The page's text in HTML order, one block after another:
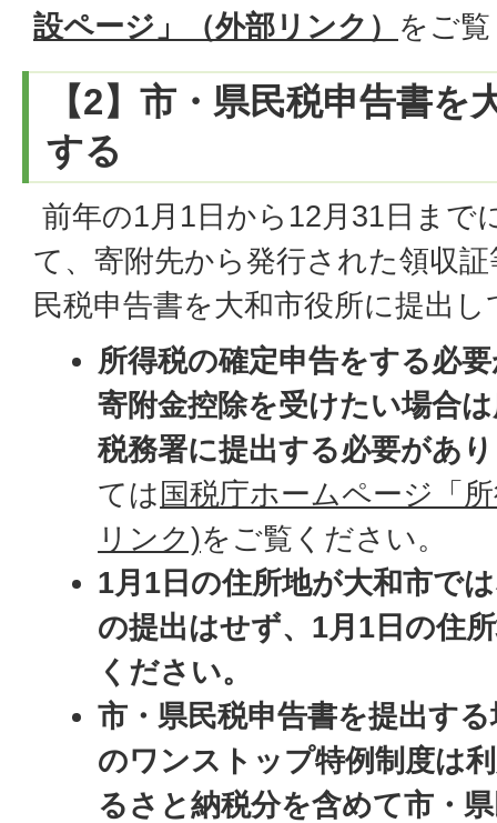
設ページ」（外部リンク） をご
【2】市・県民税申告書を
する
前年の1月1日から12月31日まで
て、寄附先から発行された領収
民税申告書を大和市役所に提出
所得税の確定申告をする必
寄附金控除を受けたい場合
税務署に提出する必要があ
ては 国税庁ホームページ「
リンク)をご覧ください。
1月1日の住所地が大和市で
の提出はせず、1月1日の住
ください。
市・県民税申告書を提出す
のワンストップ特例制度は
るさと納税分を含めて市・